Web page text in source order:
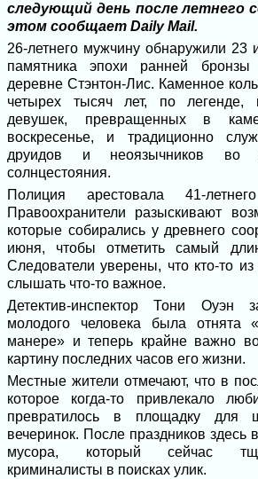
следующий день после летнего
этом сообщает Daily Mail.
26-летнего мужчину обнаружили 23
памятника эпохи ранней
деревне Стэнтон-Лис. Каменное
четырех тысяч лет, по легенде,
девушек, превращенных в
воскресенье, и традиционно
друидов и неоязычников во
солнцестояния.
Полиция арестовала 41-
Правоохранители разыскивают
которые собирались у древнего
июня, чтобы отметить самый
Следователи уверены, что кто-то
слышать что-то важное.
Детектив-инспектор Тони Оуэн
молодого человека была отнята
манере» и теперь крайне важно
картину последних часов его жизни.
Местные жители отмечают, что в
которое когда-то привлекало
превратилось в площадку для
вечеринок. После праздников здесь
мусора, который сейчас
криминалисты в поисках улик.